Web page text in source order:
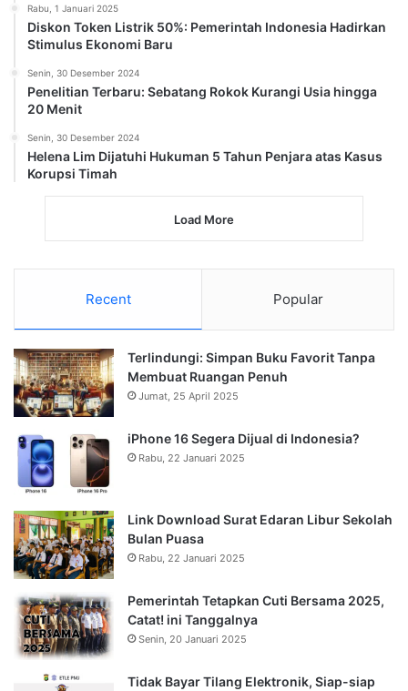
Rabu, 1 Januari 2025
Diskon Token Listrik 50%: Pemerintah Indonesia Hadirkan
Stimulus Ekonomi Baru
Senin, 30 Desember 2024
Penelitian Terbaru: Sebatang Rokok Kurangi Usia hingga
20 Menit
Senin, 30 Desember 2024
Helena Lim Dijatuhi Hukuman 5 Tahun Penjara atas Kasus
Korupsi Timah
Load More
Recent Popular
Terlindungi: Simpan Buku Favorit Tanpa
Membuat Ruangan Penuh
Jumat, 25 April 2025
iPhone 16 Segera Dijual di Indonesia?
Rabu, 22 Januari 2025
Link Download Surat Edaran Libur Sekolah
Bulan Puasa
Rabu, 22 Januari 2025
Pemerintah Tetapkan Cuti Bersama 2025,
Catat! ini Tanggalnya
Senin, 20 Januari 2025
Tidak Bayar Tilang Elektronik, Siap-siap